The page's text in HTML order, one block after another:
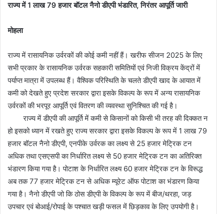
राज्य में 1 लाख 79 हजार बॉटल नैनो डीएपी भंडारित, निरंतर आपूर्ति जारी
मोहला
राज्य में रासायनिक उर्वरकों की कोई कमी नहीं हैं। खरीफ सीजन 2025 के लिए
सभी प्रकार के रासायनिक उर्वरक सहकारी समितियों एवं निजी विक्रय केंद्रों में
पर्याप्त मात्रा में उपलब्ध हैं। वैश्विक परिस्थिति के चलते डीएपी खाद के आयात में
कमी को देखते हुए प्रदेश सरकार द्वारा इसके विकल्प के रूप में अन्य रासायनिक
उर्वरकों की भरपूर आपूर्ति एवं वितरण की व्यवस्था सुनिश्चित की गई है।
राज्य में डीएपी की आपूर्ति में कमी से किसानों को किसी भी तरह की दिक्कत न
हो इसको ध्यान में रखते हुए राज्य सरकार द्वारा इसके विकल्प के रूप में 1 लाख 79
हजार बॉटल नैनो डीएपी, एनपीके उर्वरक का लक्ष्य से 25 हजार मेट्रिक टन
अधिक तथा एसएसपी का निर्धारित लक्ष्य से 50 हजार मेट्रिक टन का अतिरिक्त
भंडारण किया गया है। पोटाश के निर्धारित लक्ष्य 60 हजार मेट्रिक टन के विरूद्ध
अब तक 77 हजार मेट्रिक टन से अधिक म्यूरेट ऑफ पोटाश का भंडारण किया
गया है। नैनो डीएपी जो कि ठोस डीएपी के विकल्प के रूप में बीज/थरहा, जड़
उपचार एवं बोआई/रोपाई के पश्चात खड़ी फसल में छिड़काव के लिए उपयोगी है।